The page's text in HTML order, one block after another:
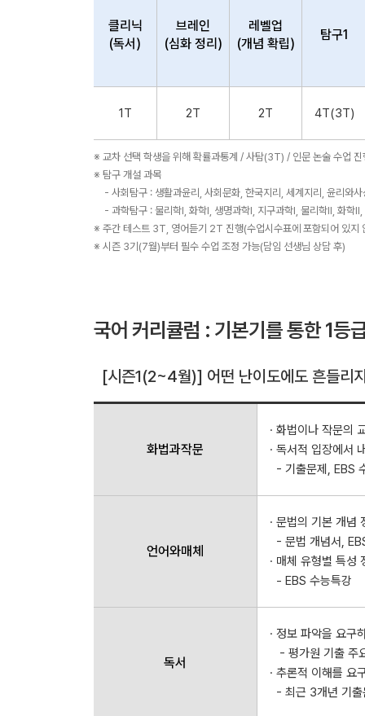
클리닉
(독서)
브레인
(심화 정리)
레벨업
(개념 확립)
탐구1
1T 2T 2T 4T(3T)
※ 교차 선택 학생을 위해 확률과통계 / 사탐(3T) / 인문 논술 수업 진
※ 탐구 개설 과목
- 사회탐구 : 생활과윤리, 사회문화, 한국지리, 세계지리, 윤리와사
- 과학탐구 : 물리학Ⅰ, 화학Ⅰ, 생명과학Ⅰ, 지구과학Ⅰ, 물리학Ⅱ, 화학
※ 주간 테스트 3T, 영어듣기 2T 진행(수업시수표에 포함되어 있지
※ 시즌 3기(7월)부터 필수 수업 조정 가능(담임 선생님 상담 후)
국어 커리큘럼 : 기본기를 통한 1등
[시즌1(2~4월)] 어떤 난이도에도 흔들리
화법과작문
· 화법이나 작문의
· 독서적 입장에서
- 기출문제, EBS
언어와매체
· 문법의 기본 개념
- 문법 개념서,
· 매체 유형별 특성
- EBS 수능특강
독서
· 정보 파악을 요
- 평가원 기출 주
· 추론적 이해를
- 최근 3개년 기출